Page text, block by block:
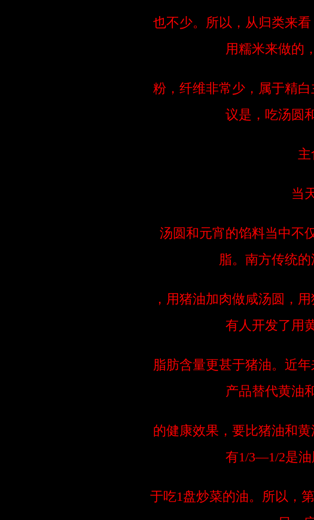
也不少。所以，从归类来
用糯米来做的
粉，纤维非常少，属于精
议是，吃汤圆
主
当
汤圆和元宵的馅料当中不
脂。南方传统
，用猪油加肉做咸汤圆，
有人开发了用
脂肪含量更甚于猪油。近
产品替代黄油
的健康效果，要比猪油和
有1/3—1/2是油
于吃1盘炒菜的油。所以，